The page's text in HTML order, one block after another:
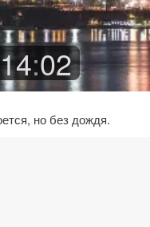
14:02
но без дождя.